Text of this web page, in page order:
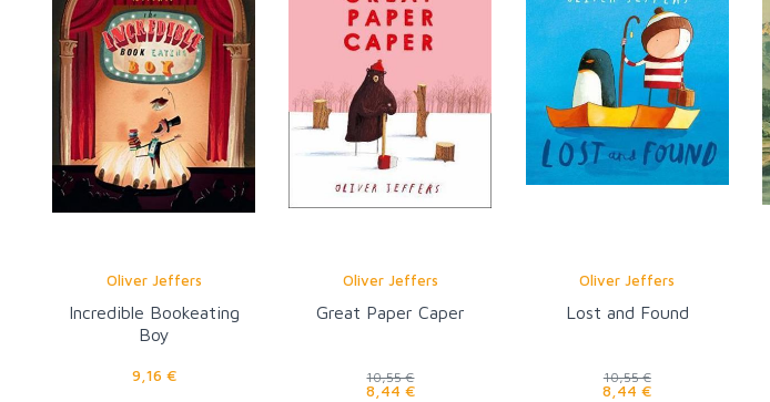
Oliver Jeffers
Incredible Bookeating
Boy
9,16 €
Oliver Jeffers
Great Paper Caper
10,55 €
8,44 €
Oliver Jeffers
Lost and Found
10,55 €
8,44 €